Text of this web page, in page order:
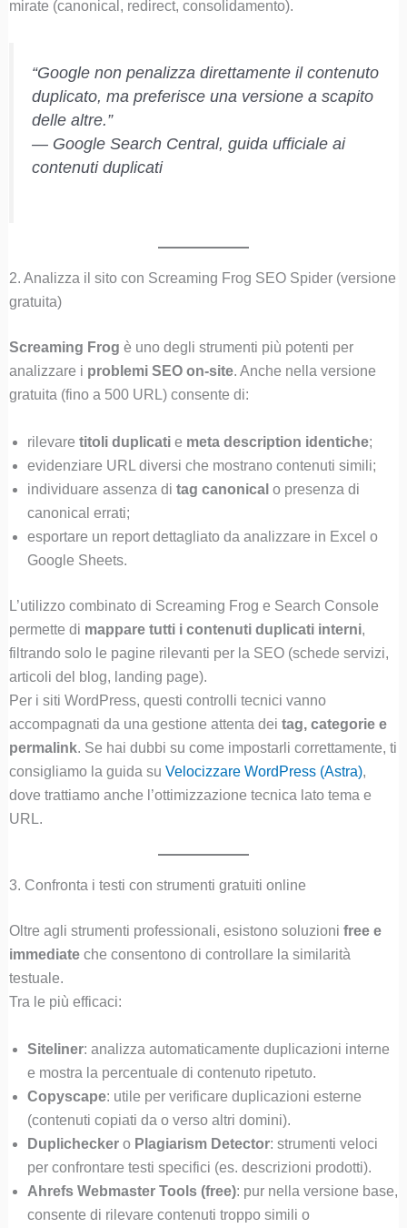
mirate (canonical, redirect, consolidamento).
“Google non penalizza direttamente il contenuto
duplicato, ma preferisce una versione a scapito
delle altre.”
— Google Search Central, guida ufficiale ai
contenuti duplicati
2. Analizza il sito con Screaming Frog SEO Spider (versione
gratuita)
Screaming Frog è uno degli strumenti più potenti per
analizzare i problemi SEO on-site. Anche nella versione
gratuita (fino a 500 URL) consente di:
rilevare titoli duplicatie meta description identiche;
evidenziare URL diversi che mostrano contenuti simili;
individuare assenza di tag canonical o presenza di
canonical errati;
esportare un report dettagliato da analizzare in Excel o
Google Sheets.
L’utilizzo combinato di Screaming Frog e Search Console
permette di mappare tutti i contenuti duplicati interni,
filtrando solo le pagine rilevanti per la SEO (schede servizi,
articoli del blog, landing page).
Per i siti WordPress, questi controlli tecnici vanno
accompagnati da una gestione attenta dei tag, categorie e
permalink. Se hai dubbi su come impostarli correttamente, ti
consigliamo la guida su Velocizzare WordPress (Astra),
dove trattiamo anche l’ottimizzazione tecnica lato tema e
URL.
3. Confronta i testi con strumenti gratuiti online
Oltre agli strumenti professionali, esistono soluzioni free e
immediateche consentono di controllare la similarità
testuale.
Tra le più efficaci:
Siteliner: analizza automaticamente duplicazioni interne
e mostra la percentuale di contenuto ripetuto.
Copyscape: utile per verificare duplicazioni esterne
(contenuti copiati da o verso altri domini).
Duplicheckero Plagiarism Detector: strumenti veloci
per confrontare testi specifici (es. descrizioni prodotti).
Ahrefs Webmaster Tools (free): pur nella versione base,
consente di rilevare contenuti troppo simili o